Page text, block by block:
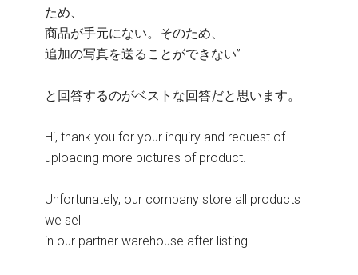
ため、
商品が手元にない。そのため、
追加の写真を送ることができない”
と回答するのがベストな回答だと思います。
Hi, thank you for your inquiry and request of
uploading more pictures of product.
Unfortunately, our company store all products
we sell
in our partner warehouse after listing.